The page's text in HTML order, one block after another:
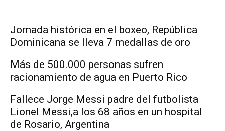
Jornada histórica en el boxeo, República
Dominicana se lleva 7 medallas de oro
Más de 500.000 personas sufren
racionamiento de agua en Puerto Rico
Fallece Jorge Messi padre del futbolista
Lionel Messi,a los 68 años en un hospital
de Rosario, Argentina